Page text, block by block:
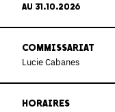
AU 31.10.2026
COMMISSARIAT
Lucie Cabanes
HORAIRES